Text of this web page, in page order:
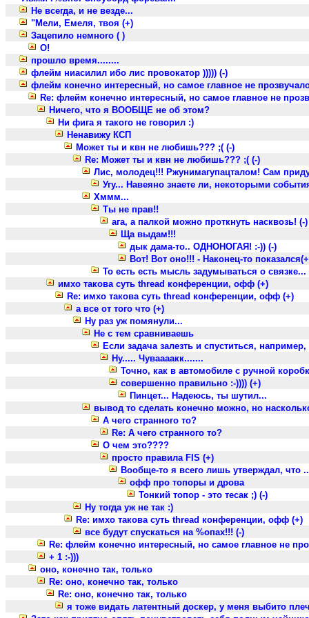
Не всегда, и не везде...
"Мели, Емеля, твоя (+)
Зацепило немного ( )
О!
прошло время........
флейм ниасилил ибо лис провокатор ))))) (-)
флейм конечно интересный, но самое главное не
Re: флейм конечно интересный, но самое главное не
Ничего, что я ВООБЩЕ не об этом?
Ни фига я такого не говорил :)
Ненавижу КСП
Может ты и квн не любишь??? ;( (-)
Re: Может ты и квн не любишь??? ;( (-)
Лис, молодец!!! Ржунимагупацталом! Сам
Угу... Навеяно знаете ли, некоторыми
Хммм...
Ты не прав!!
ага, а палкой можно проткнуть насквозь! (-)
Ща выдам!!!
дык дама-то.. ОДНОНОГАЯ! :-)) (-)
Вот! Вот оно!!! - Наконец-то
То есть есть мысль задумываться о связке...
имхо такова суть thread конференции, офф (+)
Re: имхо такова суть thread конференции, офф (+)
а все от того что (+)
Ну раз уж помянули...
Не с тем сравниваешь
Если задача залезть и спуститься,
Ну..... Чуваааакк.......
Точно, как в автомобиле с ручной
совершенно правильно :-)))) (+)
Пинцет... Надеюсь, ты шутил...
вывод то сделать конечно можно, но
А чего странного то?
Re: А чего странного то?
О чем это????
просто правила FIS (+)
Вообще-то я всего лишь утверждал, что
офф про топоры и дрова
Тонкий топор - это тесак ;) (-)
Ну тогда уж не так :)
Re: имхо такова суть thread конференции, офф (+)
все будут спускаться на %опах!!! (-)
Re: флейм конечно интересный, но самое главное не
+ 1 :-)))
оно, конечно так, только
Re: оно, конечно так, только
Re: оно, конечно так, только
я тоже видать латентный доскер, у меня выбито